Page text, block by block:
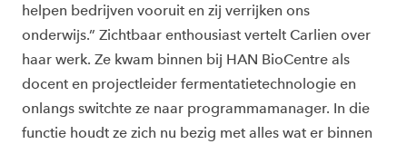
helpen bedrijven vooruit en zij verrijken ons
onderwijs.” Zichtbaar enthousiast vertelt Carlien over
haar werk. Ze kwam binnen bij HAN BioCentre als
docent en projectleider fermentatietechnologie en
onlangs switchte ze naar programmamanager. In die
functie houdt ze zich nu bezig met alles wat er binnen